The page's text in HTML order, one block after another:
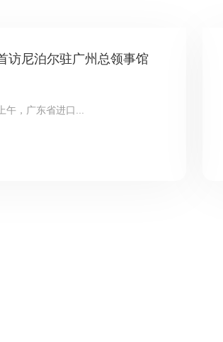
访尼泊尔驻广州总领事馆
，广东省进口...